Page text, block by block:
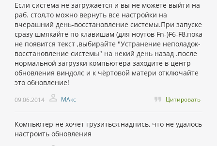
Если система не загружается и вы не можете выйти на
раб. стол,то можно вернуть все настройки на
вчерашний день-восстановление системы.При запуске
сразу шмякайте по клавишам (для ноутов Fn-)F6-F8,пока
не появится текст ,выбирайте "Устранение неполадок-
восстановление системы" на некий день назад .после
нормальной загрузки компьютера заходите в центр
обновления виндолс и к чёртовой матери отключайте
это обновление!
09.06.2014 МАкс Цитировать
Компьютер не хочет грузиться,надпись, что не удалось
настроить обновления